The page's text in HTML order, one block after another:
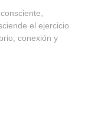
el ejercicio
conexión y